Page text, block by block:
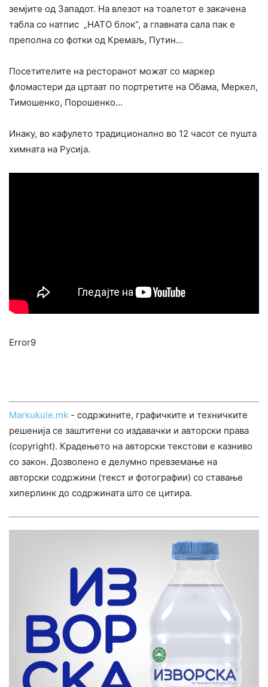
земјите од Западот. На влезот на тоалетот е закачена
табла со натпис „НАТО блок“, а главната сала пак е
преполна со фотки од Кремаљ, Путин…
Посетителите на ресторанот можат со маркер
фломастери да цртаат по портретите на Обама, Меркел,
Тимошенко, Порошенко…
Инаку, во кафулето традиционално во 12 часот се пушта
химната на Русија.
Error9
Markukule.mk - содржините, графичките и техничките
решенија се заштитени со издавачки и авторски права
(copyright). Крадењето на авторски текстови е казниво
со закон. Дозволено е делумно превземање на
авторски содржини (текст и фотографии) со ставање
хиперлинк до содржината што се цитира.